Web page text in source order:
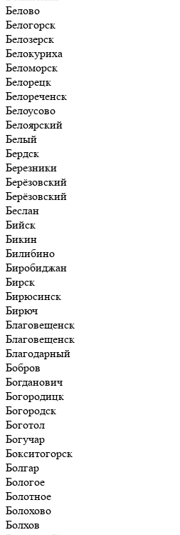
Белово
Белогорск
Белозерск
Белокуриха
Беломорск
Белорецк
Белореченск
Белоусово
Белоярский
Белый
Бердск
Березники
Берёзовский
Берёзовский
Беслан
Бийск
Бикин
Билибино
Биробиджан
Бирск
Бирюсинск
Бирюч
Благовещенск
Благовещенск
Благодарный
Бобров
Богданович
Богородицк
Богородск
Боготол
Богучар
Бокситогорск
Болгар
Бологое
Болотное
Болохово
Болхов